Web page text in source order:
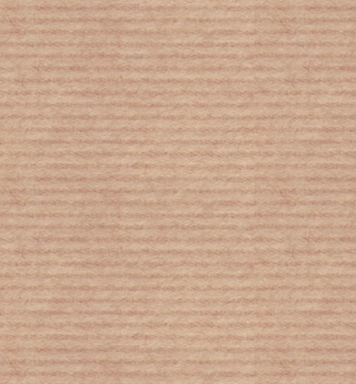
Το 2020 αυξήθηκαν οι θάνατοι από
αεροπορικά δυστυχήματα, ενώ
«πάγωσαν» οι πτήσεις
Κοροναϊός: Το στέλεχος Δέλτα ίσως
προκαλεί συχνότερα πονοκέφαλο και
συνάχι - Τα συχνότερα συμπτώματα
«δεν είναι πια αυτά που ήταν» στη
Βρετανία